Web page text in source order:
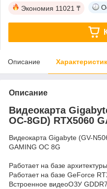
Экономия 11021 ₸
Описание
Описание
Видеокарта
OC-8GD) RTX5060
Видеокарта Gigabyte (GV-
GAMING OC 8G
Работает на базе
Работает на базе GeForce
Встроенное видеоОЗУ